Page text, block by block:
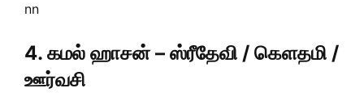
nn
4. கமல் ஹாசன் – ஸ்ரீதேவி / கௌதமி /
ஊர்வசி